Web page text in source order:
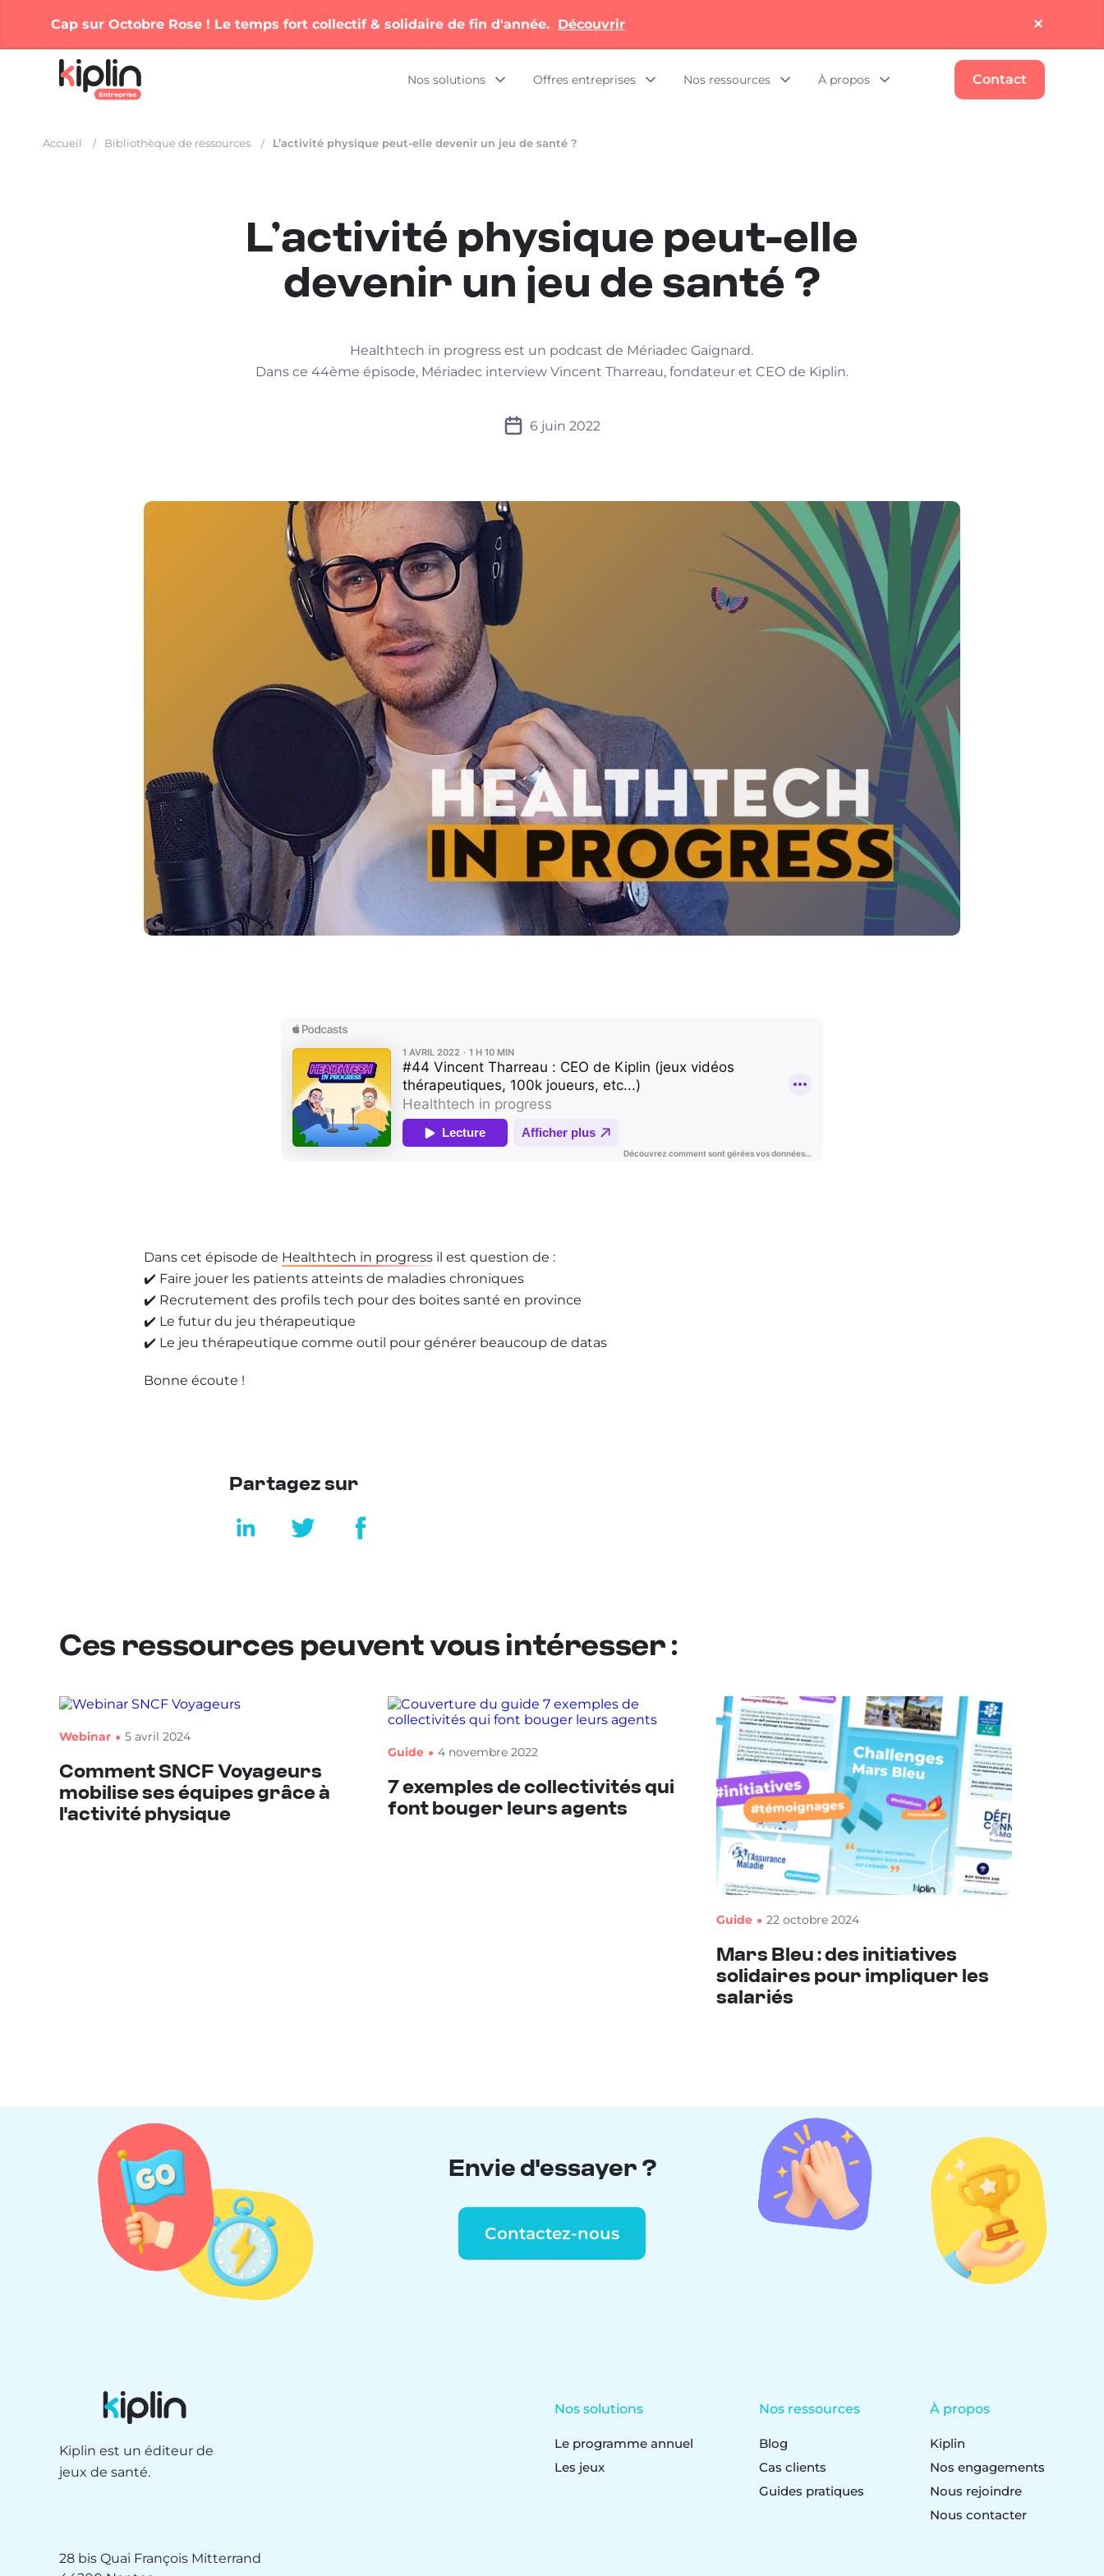
Cap sur Octobre Rose ! Le temps fort collectif & solidaire de fin d'année. Découvrir ✕︎
Nos solutions Offres entreprises Nos ressources À propos Contact
Accueil Bibliothèque de ressources L’activité physique peut-elle devenir un jeu de santé ?
L’activité physique peut-elle
devenir un jeu de santé ?
Healthtech in progress est un podcast de Mériadec Gaignard.
Dans ce 44ème épisode, Mériadec interview Vincent Tharreau, fondateur et CEO de Kiplin.
6 juin 2022
Dans cet épisode de Healthtech in progress il est question de :
✔️ Faire jouer les patients atteints de maladies chroniques
✔️ Recrutement des profils tech pour des boites santé en province
✔️ Le futur du jeu thérapeutique
✔️ Le jeu thérapeutique comme outil pour générer beaucoup de datas
Bonne écoute !
Partagez sur
Ces ressources peuvent vous intéresser :
Webinar 5 avril 2024
Comment SNCF Voyageurs
mobilise ses équipes grâce à
l'activité physique
Guide 4 novembre 2022
7 exemples de collectivités qui
font bouger leurs agents
Guide 22 octobre 2024
Mars Bleu : des initiatives
solidaires pour impliquer les
salariés
Envie d'essayer ?
Contactez-nous
Kiplin est un éditeur de
jeux de santé.
28 bis Quai François Mitterrand
Nos solutions
Le programme annuel
Les jeux
Nos ressources
Blog
Cas clients
Guides pratiques
À propos
Kiplin
Nos engagements
Nous rejoindre
Nous contacter